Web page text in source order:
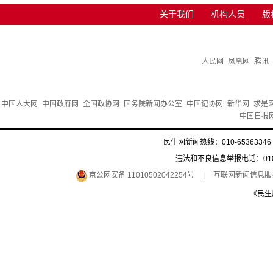
关于我们 机构人员 版
人民网 凤凰网 腾讯
中国人大网 中国政府网 全国政协网 国务院新闻办公室 中国记协网 新华网
求是
中国日报
民生网新闻热线：010-
违法和不良信息举报电话：
京公网安备 11010502042254号
互联网新闻信息
《民